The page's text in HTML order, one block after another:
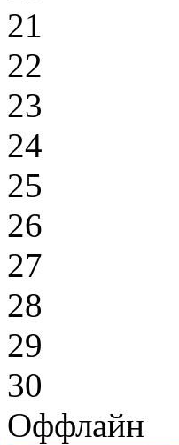
21
22
23
24
25
26
27
28
29
30
Оффлайн